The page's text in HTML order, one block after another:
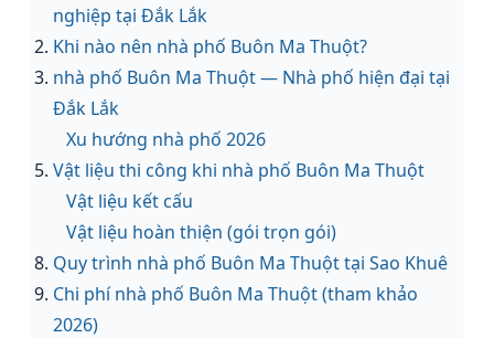
nghiệp tại Đắk Lắk
Khi nào nên nhà phố Buôn Ma Thuột?
nhà phố Buôn Ma Thuột — Nhà phố hiện đại tại
Đắk Lắk
Xu hướng nhà phố 2026
Vật liệu thi công khi nhà phố Buôn Ma Thuột
Vật liệu kết cấu
Vật liệu hoàn thiện (gói trọn gói)
Quy trình nhà phố Buôn Ma Thuột tại Sao Khuê
Chi phí nhà phố Buôn Ma Thuột (tham khảo
2026)